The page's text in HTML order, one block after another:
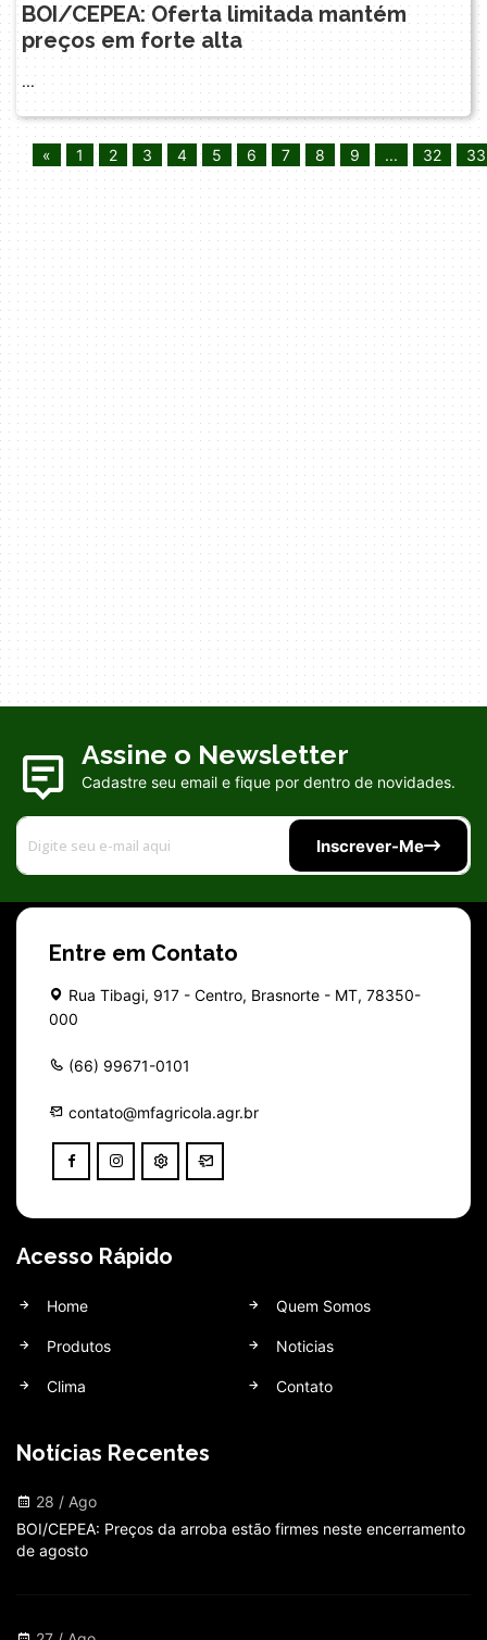
BOI/CEPEA: Oferta limitada mantém
preços em forte alta
...
« 1 2 3 4 5 6 7 8 9 ... 32 33
Assine o Newsletter
Cadastre seu email e fique por dentro de novidades.
Inscrever-Me
Entre em Contato
Rua Tibagi, 917 - Centro, Brasnorte - MT, 78350-
000
(66) 99671-0101
contato@mfagricola.agr.br
Acesso Rápido
Home Quem Somos
Produtos Noticias
Clima Contato
Notícias Recentes
28 / Ago
BOI/CEPEA: Preços da arroba estão firmes neste encerramento
de agosto